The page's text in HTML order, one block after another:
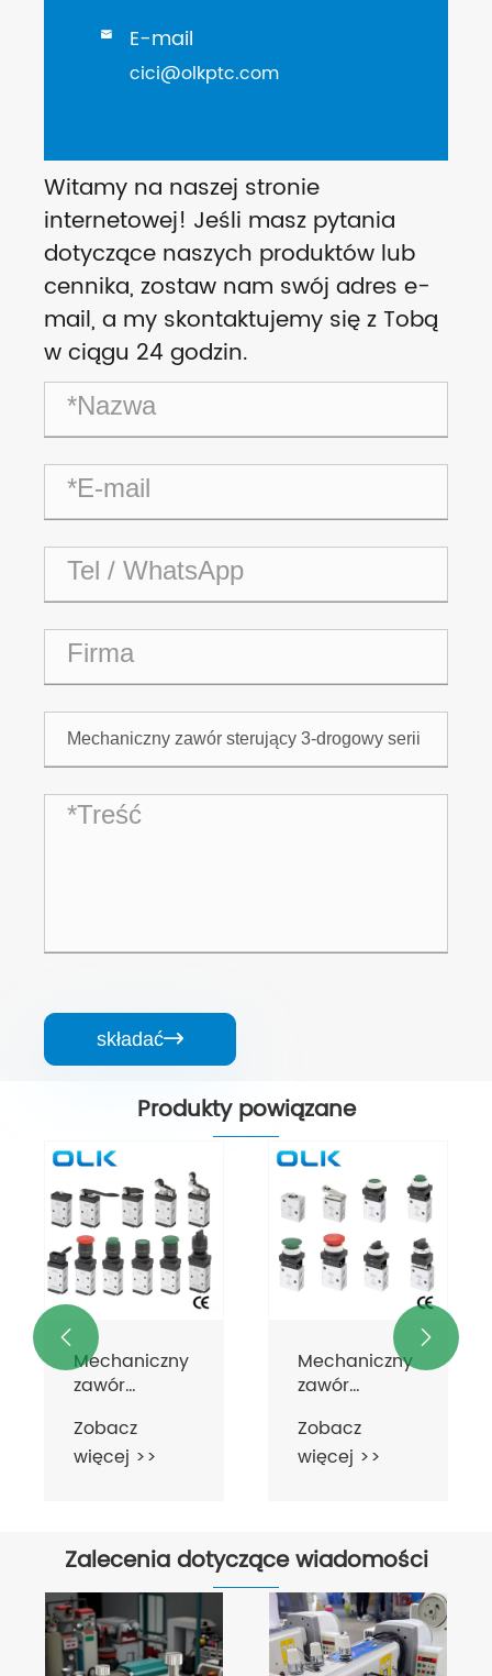
 E-mail
cici@olkptc.com
Witamy na naszej stronie
internetowej! Jeśli masz pytania
dotyczące naszych produktów lub
cennika, zostaw nam swój adres e-
mail, a my skontaktujemy się z Tobą
w ciągu 24 godzin.
składać
Produkty powiązane
Mechaniczny
zawór
przyciskiem
3-drogowym
Zobacz
więcej >>
Mechaniczny
zawór
sterujący 3-
drogowy serii
Zobacz
 
Zalecenia dotyczące wiadomości
Sygnał